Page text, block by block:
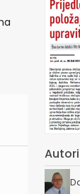
Autori